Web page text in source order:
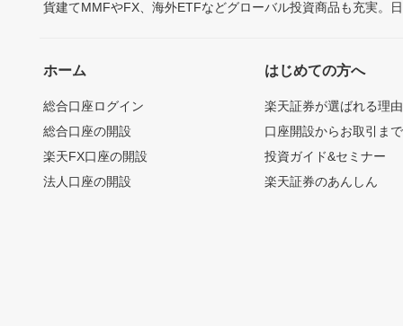
貨建てMMFやFX、海外ETFなどグローバル投資商品も充実。
ホーム
総合口座ログイン
総合口座の開設
楽天FX口座の開設
法人口座の開設
はじめての方へ
楽天証券が選ばれる理由
口座開設からお取引ま
投資ガイド&セミナー
楽天証券のあんしん